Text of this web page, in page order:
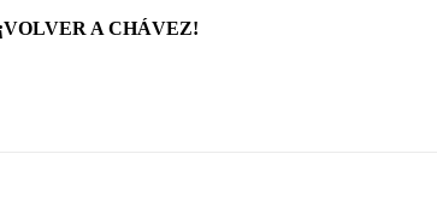
A CHÁVEZ!